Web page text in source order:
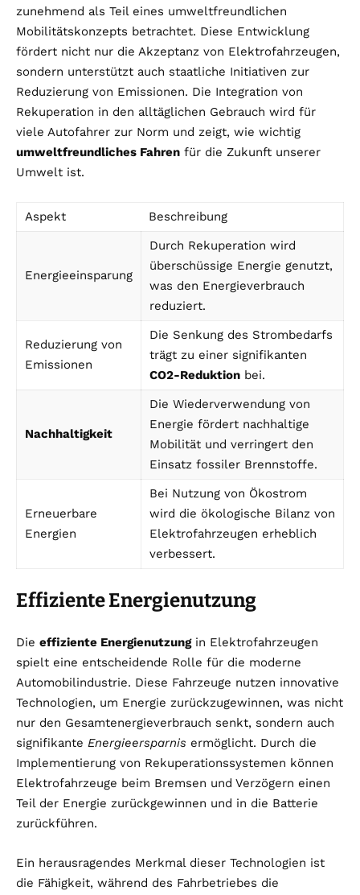
zunehmend als Teil eines umweltfreundlichen
Mobilitätskonzepts betrachtet. Diese Entwicklung
fördert nicht nur die Akzeptanz von Elektrofahrzeugen,
sondern unterstützt auch staatliche Initiativen zur
Reduzierung von Emissionen. Die Integration von
Rekuperation in den alltäglichen Gebrauch wird für
viele Autofahrer zur Norm und zeigt, wie wichtig
umweltfreundliches Fahren für die Zukunft unserer
Umwelt ist.
Aspekt Beschreibung
Energieeinsparung
Durch Rekuperation wird
überschüssige Energie genutzt,
was den Energieverbrauch
reduziert.
Reduzierung von
Emissionen
Die Senkung des Strombedarfs
trägt zu einer signifikanten
CO2-Reduktion bei.
Nachhaltigkeit
Die Wiederverwendung von
Energie fördert nachhaltige
Mobilität und verringert den
Einsatz fossiler Brennstoffe.
Erneuerbare
Energien
Bei Nutzung von Ökostrom
wird die ökologische Bilanz von
Elektrofahrzeugen erheblich
verbessert.
Effiziente Energienutzung
Die effiziente Energienutzungin Elektrofahrzeugen
spielt eine entscheidende Rolle für die moderne
Automobilindustrie. Diese Fahrzeuge nutzen innovative
Technologien, um Energie zurückzugewinnen, was nicht
nur den Gesamtenergieverbrauch senkt, sondern auch
signifikante Energieersparnis ermöglicht. Durch die
Implementierung von Rekuperationssystemen können
Elektrofahrzeuge beim Bremsen und Verzögern einen
Teil der Energie zurückgewinnen und in die Batterie
zurückführen.
Ein herausragendes Merkmal dieser Technologien ist
die Fähigkeit, während des Fahrbetriebes die